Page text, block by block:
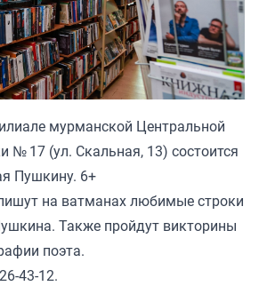
мурманской Центральной
№ 17 (ул. Скальная, 13) состоится
Пушкину. 6+
на ватманах любимые строки
Также пройдут викторины
поэта.
43-12.